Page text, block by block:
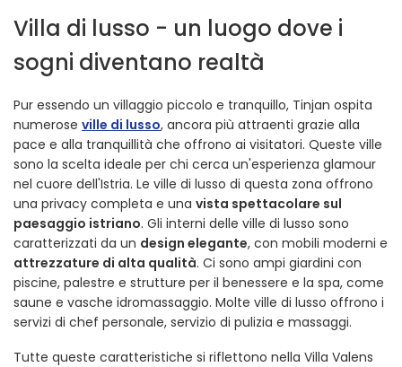
Villa di lusso - un luogo dove i
sogni diventano realtà
Pur essendo un villaggio piccolo e tranquillo, Tinjan ospita
numerose ville di lusso, ancora più attraenti grazie alla
pace e alla tranquillità che offrono ai visitatori. Queste ville
sono la scelta ideale per chi cerca un'esperienza glamour
nel cuore dell'Istria. Le ville di lusso di questa zona offrono
una privacy completa e una vista spettacolare sul
paesaggio istriano. Gli interni delle ville di lusso sono
caratterizzati da un design elegante, con mobili moderni e
attrezzature di alta qualità. Ci sono ampi giardini con
piscine, palestre e strutture per il benessere e la spa, come
saune e vasche idromassaggio. Molte ville di lusso offrono i
servizi di chef personale, servizio di pulizia e massaggi.
Tutte queste caratteristiche si riflettono nella Villa Valens